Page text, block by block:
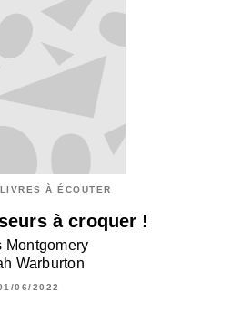
À ÉCOUTER
à croquer !
Montgomery
Warburton
06/2022